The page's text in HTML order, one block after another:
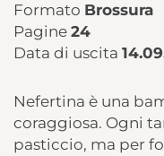
Formato Brossura
Pagine 24
Data di uscita
Nefertina è una
coraggiosa. Ogni
pasticcio, ma per